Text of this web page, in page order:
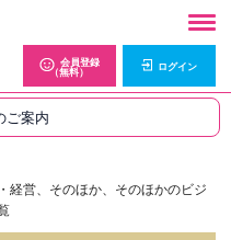
会員登録
（無料）
ログイン
ご案内
経営、そのほか、そのほかのビジ